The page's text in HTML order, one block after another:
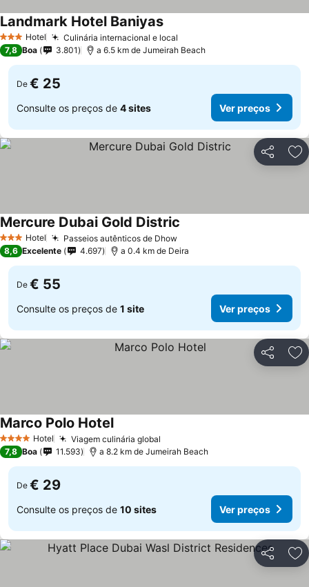
3 EstrelasHotel Culinária internacional e local
Landmark Hotel Baniyas
7,8 Boa 3.801 a 6.5 km de Jumeirah Beach
De € 25
Consulte os preços de 4 sites Ver preços
Partilhar
3 EstrelasHotel Passeios autênticos de Dhow
Mercure Dubai Gold Distric
8,6 Excelente 4.697 a 0.4 km de Deira
De € 55
Consulte os preços de 1 site Ver preços
Partilhar
4 EstrelasHotel Viagem culinária global
Marco Polo Hotel
7,8 Boa 11.593 a 8.2 km de Jumeirah Beach
De € 29
Consulte os preços de 10 sites Ver preços
Partilhar